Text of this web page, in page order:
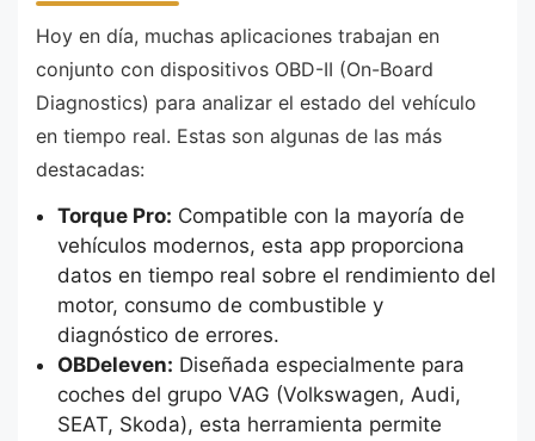
Hoy en día, muchas aplicaciones trabajan en
conjunto con dispositivos OBD-II (On-Board
Diagnostics) para analizar el estado del vehículo
en tiempo real. Estas son algunas de las más
destacadas:
Torque Pro: Compatible con la mayoría de
vehículos modernos, esta app proporciona
datos en tiempo real sobre el rendimiento del
motor, consumo de combustible y
diagnóstico de errores.
OBDeleven: Diseñada especialmente para
coches del grupo VAG (Volkswagen, Audi,
SEAT, Skoda), esta herramienta permite